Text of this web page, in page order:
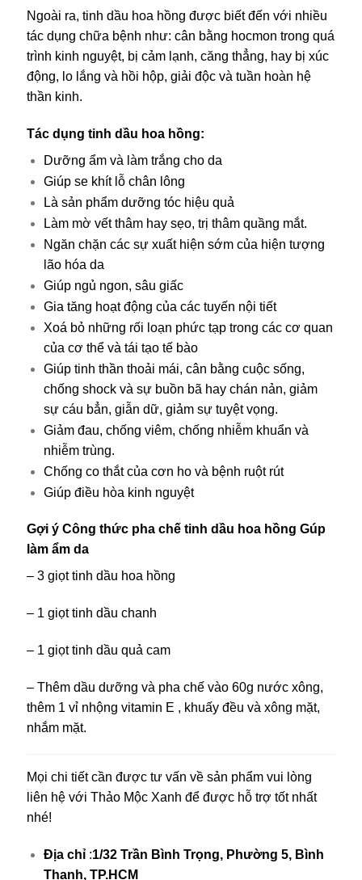
Ngoài ra, tinh dầu hoa hồng được biết đến với nhiều
tác dụng chữa bệnh như: cân bằng hocmon trong quá
trình kinh nguyệt, bị cảm lạnh, căng thẳng, hay bị xúc
động, lo lắng và hồi hộp, giải độc và tuần hoàn hệ
thần kinh.
Tác dụng tinh dầu hoa hồng:
Dưỡng ẩm và làm trắng cho da
Giúp se khít lỗ chân lông
Là sản phẩm dưỡng tóc hiệu quả
Làm mờ vết thâm hay sẹo, trị thâm quầng mắt.
Ngăn chặn các sự xuất hiện sớm của hiện tượng
lão hóa da
Giúp ngủ ngon, sâu giấc
Gia tăng hoạt động của các tuyến nội tiết
Xoá bỏ những rối loạn phức tạp trong các cơ quan
của cơ thể và tái tạo tế bào
Giúp tinh thần thoải mái, cân bằng cuộc sống,
chống shock và sự buồn bã hay chán nản, giảm
sự cáu bẳn, giẫn dữ, giảm sự tuyệt vọng.
Giảm đau, chống viêm, chống nhiễm khuẩn và
nhiễm trùng.
Chống co thắt của cơn ho và bệnh ruột rút
Giúp điều hòa kinh nguyệt
Gợi ý Công thức pha chế tinh dầu hoa hồng Gúp
làm ẩm da
– 3 giọt tinh dầu hoa hồng
– 1 giọt tinh dầu chanh
– 1 giọt tinh dầu quả cam
– Thêm dầu dưỡng và pha chế vào 60g nước xông,
thêm 1 vỉ nhộng vitamin E , khuấy đều và xông mặt,
nhắm mặt.
Mọi chi tiết cần được tư vấn về sản phẩm vui lòng
liên hệ với Thảo Mộc Xanh để được hỗ trợ tốt nhất
nhé!
Địa chỉ:1/32 Trần Bình Trọng, Phường 5, Bình
Thạnh, TP.HCM